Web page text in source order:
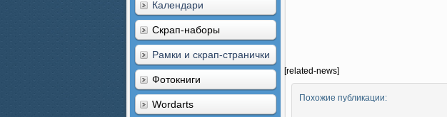
Календари
Скрап-наборы
Рамки и скрап-странички
Фотокниги
Wordarts
[related-news]
Похожие публикации: